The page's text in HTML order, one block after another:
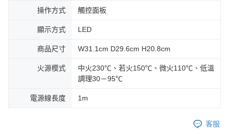
操作方式 觸控面板
顯示方式 LED
商品尺寸 W31.1cm D29.6cm H20.8cm
火源模式
中火230℃、若火150℃、微火110℃、低溫
調理30－95℃
電源線長度 1m
客服